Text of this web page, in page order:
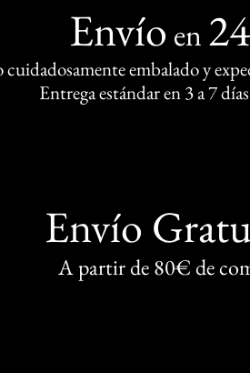
Envío en
cuidadosamente embalado y
Entrega estándar en 3 a 7
Envío
A partir de 80€ de